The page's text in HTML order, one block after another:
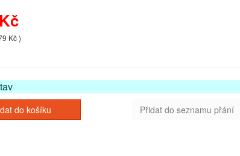
Kč )
do košíku Přidat do seznamu přání